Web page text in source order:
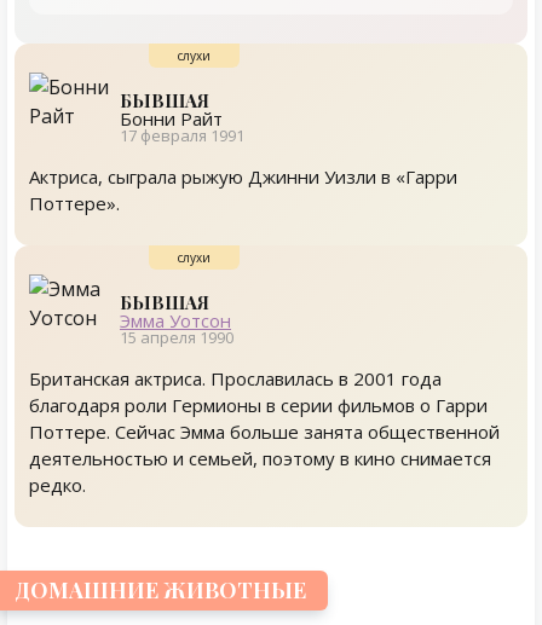
БЫВШАЯ
Бонни Райт
17 февраля 1991
Актриса, сыграла рыжую Джинни Уизли в «Гарри
Поттере».
БЫВШАЯ
Эмма Уотсон
15 апреля 1990
Британская актриса. Прославилась в 2001 года
благодаря роли Гермионы в серии фильмов о Гарри
Поттере. Сейчас Эмма больше занята общественной
деятельностью и семьей, поэтому в кино снимается
редко.
ДОМАШНИЕ ЖИВОТНЫЕ